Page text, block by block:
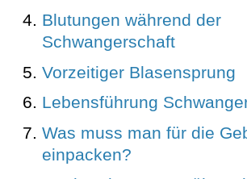
Blutungen während der
Schwangerschaft
Vorzeitiger Blasensprung
Lebensführung
Was muss man für die
einpacken?